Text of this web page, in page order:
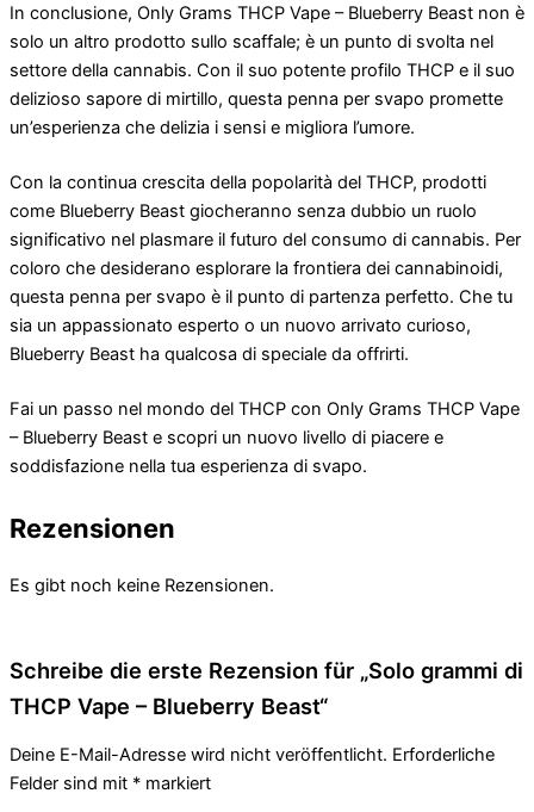
In conclusione, Only Grams THCP Vape – Blueberry Beast non è
solo un altro prodotto sullo scaffale; è un punto di svolta nel
settore della cannabis. Con il suo potente profilo THCP e il suo
delizioso sapore di mirtillo, questa penna per svapo promette
un’esperienza che delizia i sensi e migliora l’umore.
Con la continua crescita della popolarità del THCP, prodotti
come Blueberry Beast giocheranno senza dubbio un ruolo
significativo nel plasmare il futuro del consumo di cannabis. Per
coloro che desiderano esplorare la frontiera dei cannabinoidi,
questa penna per svapo è il punto di partenza perfetto. Che tu
sia un appassionato esperto o un nuovo arrivato curioso,
Blueberry Beast ha qualcosa di speciale da offrirti.
Fai un passo nel mondo del THCP con Only Grams THCP Vape
– Blueberry Beast e scopri un nuovo livello di piacere e
soddisfazione nella tua esperienza di svapo.
Rezensionen
Es gibt noch keine Rezensionen.
Schreibe die erste Rezension für „Solo grammi di
THCP Vape – Blueberry Beast“
Deine E-Mail-Adresse wird nicht veröffentlicht. Erforderliche
Felder sind mit * markiert